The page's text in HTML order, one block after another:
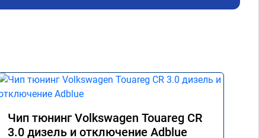
Чип тюнинг Volkswagen Touareg CR
3.0 дизель и отключение Adblue